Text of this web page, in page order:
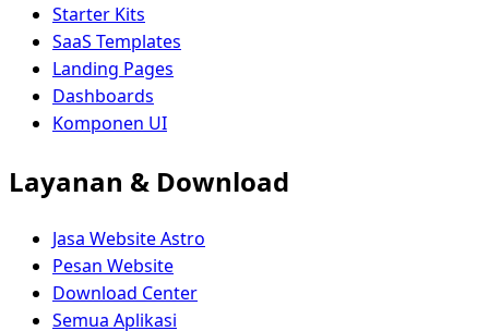
Starter Kits
SaaS Templates
Landing Pages
Dashboards
Komponen UI
Layanan & Download
Jasa Website Astro
Pesan Website
Download Center
Semua Aplikasi